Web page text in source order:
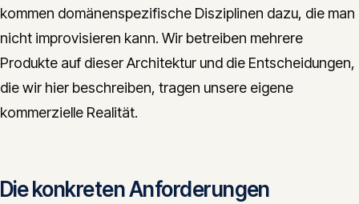
kommen domänenspezifische Disziplinen dazu, die man
nicht improvisieren kann. Wir betreiben mehrere
Produkte auf dieser Architektur und die Entscheidungen,
die wir hier beschreiben, tragen unsere eigene
kommerzielle Realität.
Die konkreten Anforderungen